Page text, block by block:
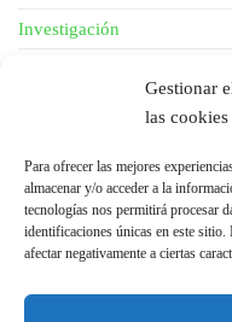
Gestionar
las cookies
Para ofrecer las mejores
almacenar y/o acceder a la
tecnologías nos permitirá procesar
identificaciones únicas en este
afectar negativamente a ciertas
Investigación